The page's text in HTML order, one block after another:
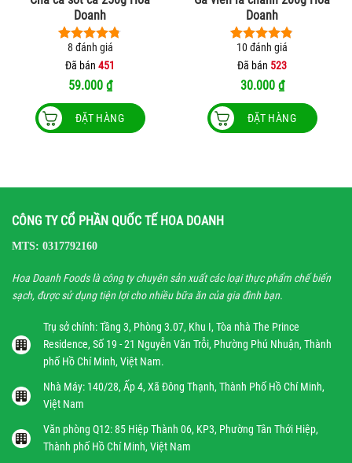
Doanh
4.75trên 5
dựa trên
đánh giá
8 đánh giá
Đã bán 451
59.000 ₫
ĐẶT HÀNG
Doanh
4.80trên 5
dựa trên
10
đánh giá
10đánh giá
Đã bán 523
30.000 ₫
ĐẶT HÀNG
CÔNG TY CỔ PHẦN QUỐC TẾ HOA DOANH
MTS: 0317792160
Hoa Doanh Foods là công ty chuyên sản xuất các loại thực phẩm chế biến
sạch, được sử dụng tiện lợi cho nhiều bữa ăn của gia đình bạn.
Trụ sở chính: Tầng 3, Phòng 3.07, Khu I, Tòa nhà The Prince
Residence, Số 19 - 21 Nguyễn Văn Trỗi, Phường Phú Nhuận, Thành
phố Hồ Chí Minh, Việt Nam.
Nhà Máy: 140/28, Ấp 4, Xã Đông Thạnh, Thành Phố Hồ Chí Minh,
Việt Nam
Văn phòng Q12: 85 Hiệp Thành 06, KP3, Phường Tân Thới Hiệp,
Thành phố Hồ Chí Minh, Việt Nam